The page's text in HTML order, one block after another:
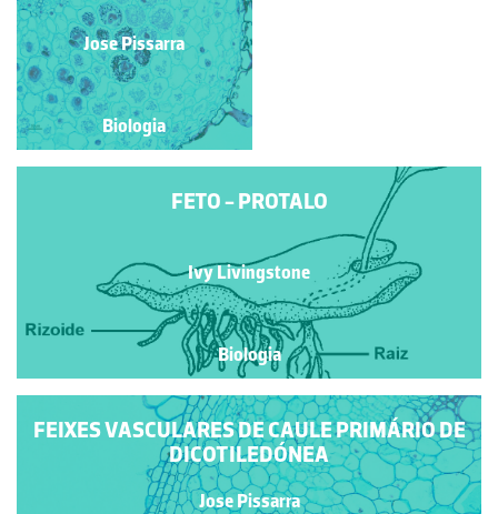
Ivy Livingstone
Biologia
FETO - PROTALO
Ivy Livingstone
Biologia
FEIXES VASCULARES DE CAULE PRIMÁRIO DE
DICOTILEDÓNEA
Jose Pissarra
Jose Pissarra
Biologia